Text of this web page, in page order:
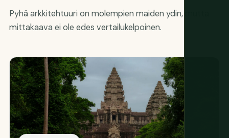
Pyhä arkkitehtuuri on molempien maiden ydin, mutta
mittakaava ei ole edes vertailukelpoinen.